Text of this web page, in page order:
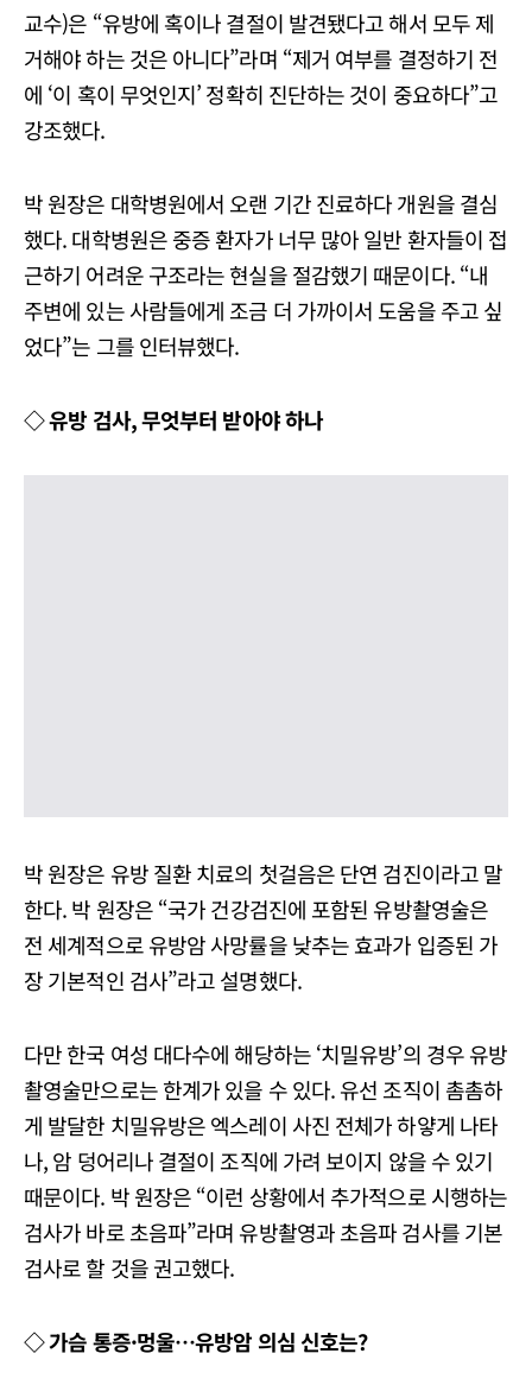
교수)은 “유방에 혹이나 결절이 발견됐다고 해서 모두 제
거해야 하는 것은 아니다”라며 “제거 여부를 결정하기 전
에 ‘이 혹이 무엇인지’ 정확히 진단하는 것이 중요하다”고
강조했다.
박 원장은 대학병원에서 오랜 기간 진료하다 개원을 결심
했다. 대학병원은 중증 환자가 너무 많아 일반 환자들이 접
근하기 어려운 구조라는 현실을 절감했기 때문이다. “내
주변에 있는 사람들에게 조금 더 가까이서 도움을 주고 싶
었다”는 그를 인터뷰했다.
◇ 유방 검사, 무엇부터 받아야 하나
박 원장은 유방 질환 치료의 첫걸음은 단연 검진이라고 말
한다. 박 원장은 “국가 건강검진에 포함된 유방촬영술은
전 세계적으로 유방암 사망률을 낮추는 효과가 입증된 가
장 기본적인 검사”라고 설명했다.
다만 한국 여성 대다수에 해당하는 ‘치밀유방’의 경우 유방
촬영술만으로는 한계가 있을 수 있다. 유선 조직이 촘촘하
게 발달한 치밀유방은 엑스레이 사진 전체가 하얗게 나타
나, 암 덩어리나 결절이 조직에 가려 보이지 않을 수 있기
때문이다. 박 원장은 “이런 상황에서 추가적으로 시행하는
검사가 바로 초음파”라며 유방촬영과 초음파 검사를 기본
검사로 할 것을 권고했다.
◇ 가슴 통증·멍울…유방암 의심 신호는?